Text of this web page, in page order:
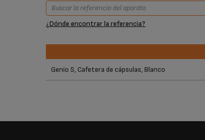
¿Dónde encontrar la referencia?
Genio S, Cafetera de cápsulas, Blanco